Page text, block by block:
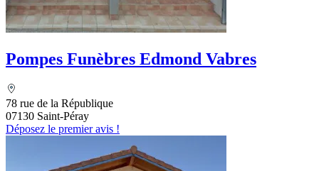
Pompes Funèbres Edmond Vabres
78 rue de la République
07130 Saint-Péray
Déposez le premier avis !